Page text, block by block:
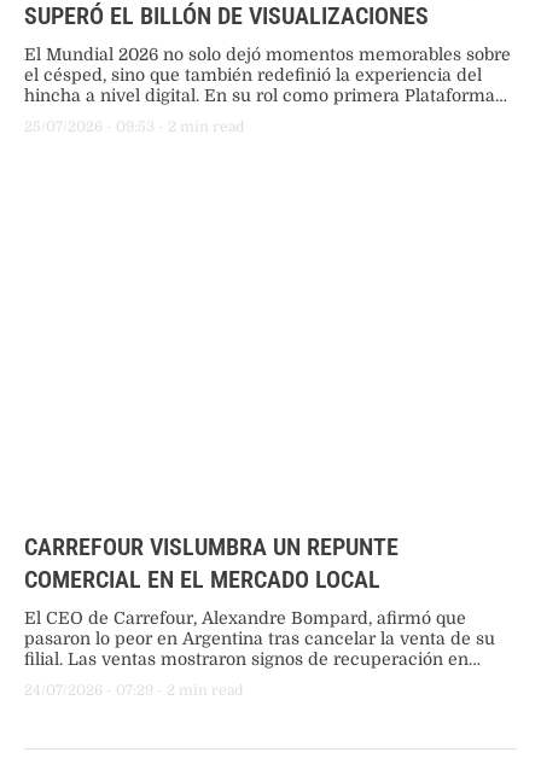
SUPERÓ EL BILLÓN DE VISUALIZACIONES
El Mundial 2026 no solo dejó momentos memorables sobre
el césped, sino que también redefinió la experiencia del
hincha a nivel digital. En su rol como primera Plataforma
participación histórico con más de 1,2 billones de
25/07/2026 - 09:53 - 2 min read
CARREFOUR VISLUMBRA UN REPUNTE
COMERCIAL EN EL MERCADO LOCAL
El CEO de Carrefour, Alexandre Bompard, afirmó que
pasaron lo peor en Argentina tras cancelar la venta de su
filial. Las ventas mostraron signos de recuperación en
enfoque comercial.
24/07/2026 - 07:29 - 2 min read